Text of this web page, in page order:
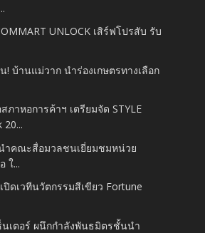
UNLOCK เสิร์ฟโปรสับ รับ
! บ้านแม่วาก นำร่องเกษตรทางเลือก
ภาหอการค้าฯ เตรียมจัด STYLE
20...
ำคณะสื่อมวลชนเยี่ยมชมหน่วย
ใ...
ปิดเวทีนวัตกรรมสีเขียว Fortune
นเตอร์ ผนึกกำลังพันธมิตรชั้นนำ